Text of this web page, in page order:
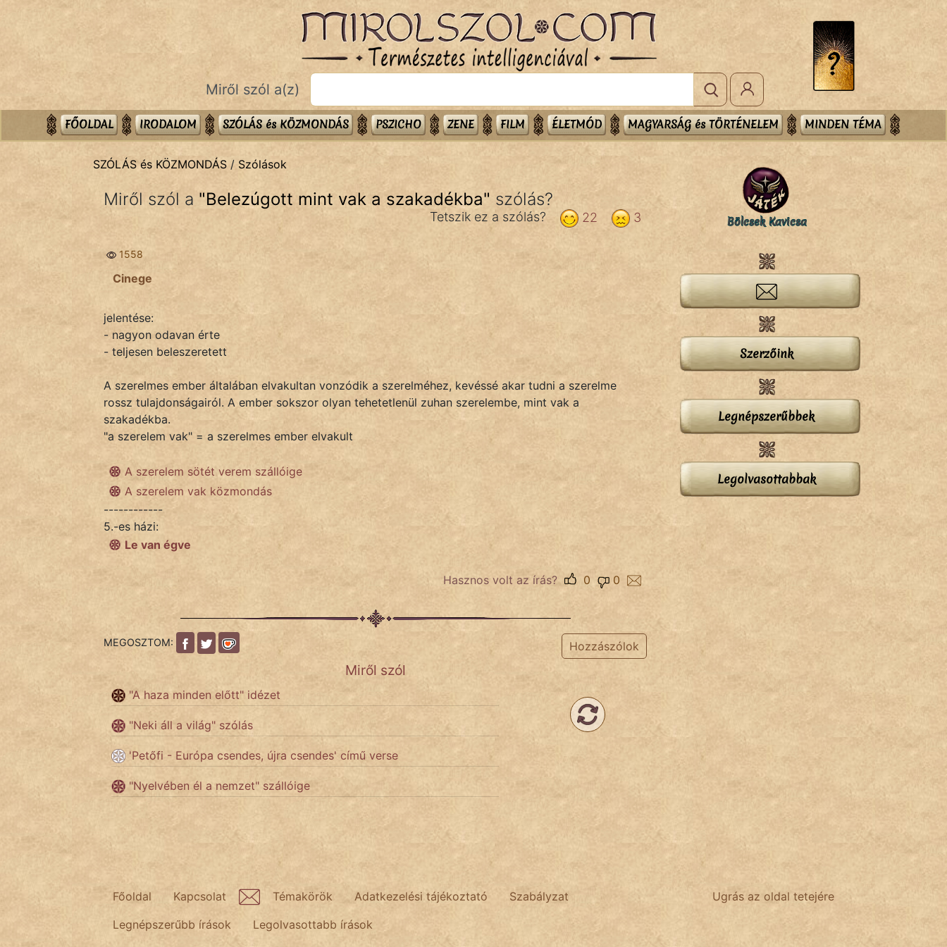
Bibliai
Közmondások
Szóláscsoportok
KÖZMONDÁS
FILM
fantom
Láron Ádám
Miről szól a(z)
FŐOLDAL IRODALOM SZÓLÁS és KÖZMONDÁS PSZICHO ZENE FILM ÉLETMÓD MAGYARSÁG és TÖRTÉNELEM MINDEN TÉMA
SZÓLÁS és KÖZMONDÁS / Szólások
Miről szól a "Belezúgott mint vak a szakadékba" szólás?
3
22
Tetszik ez a szólás?
1558
Cinege
jelentése:
- nagyon odavan érte
- teljesen beleszeretett
A szerelmes ember általában elvakultan vonzódik a szerelméhez, kevéssé akar tudni a szerelme
rossz tulajdonságairól. A ember sokszor olyan tehetetlenül zuhan szerelembe, mint vak a
szakadékba.
"a szerelem vak" = a szerelmes ember elvakult
A szerelem sötét verem szállóige
A szerelem vak közmondás
------------
5.-es házi:
Le van égve
Hasznos volt az írás? 0
0
MEGOSZTOM: Hozzászólok
Miről szól
"A haza minden előtt" idézet
"Neki áll a világ" szólás
'Petőfi - Európa csendes, újra csendes' című verse
"Nyelvében él a nemzet" szállóige
Bölcsek Kavicsa
Szerzőink
Legnépszerűbbek
Legolvasottabbak
Ugrás az oldal tetejére
Főoldal Kapcsolat Témakörök Adatkezelési tájékoztató
Szabályzat
Legnépszerűbb írások
Legolvasottabb írások